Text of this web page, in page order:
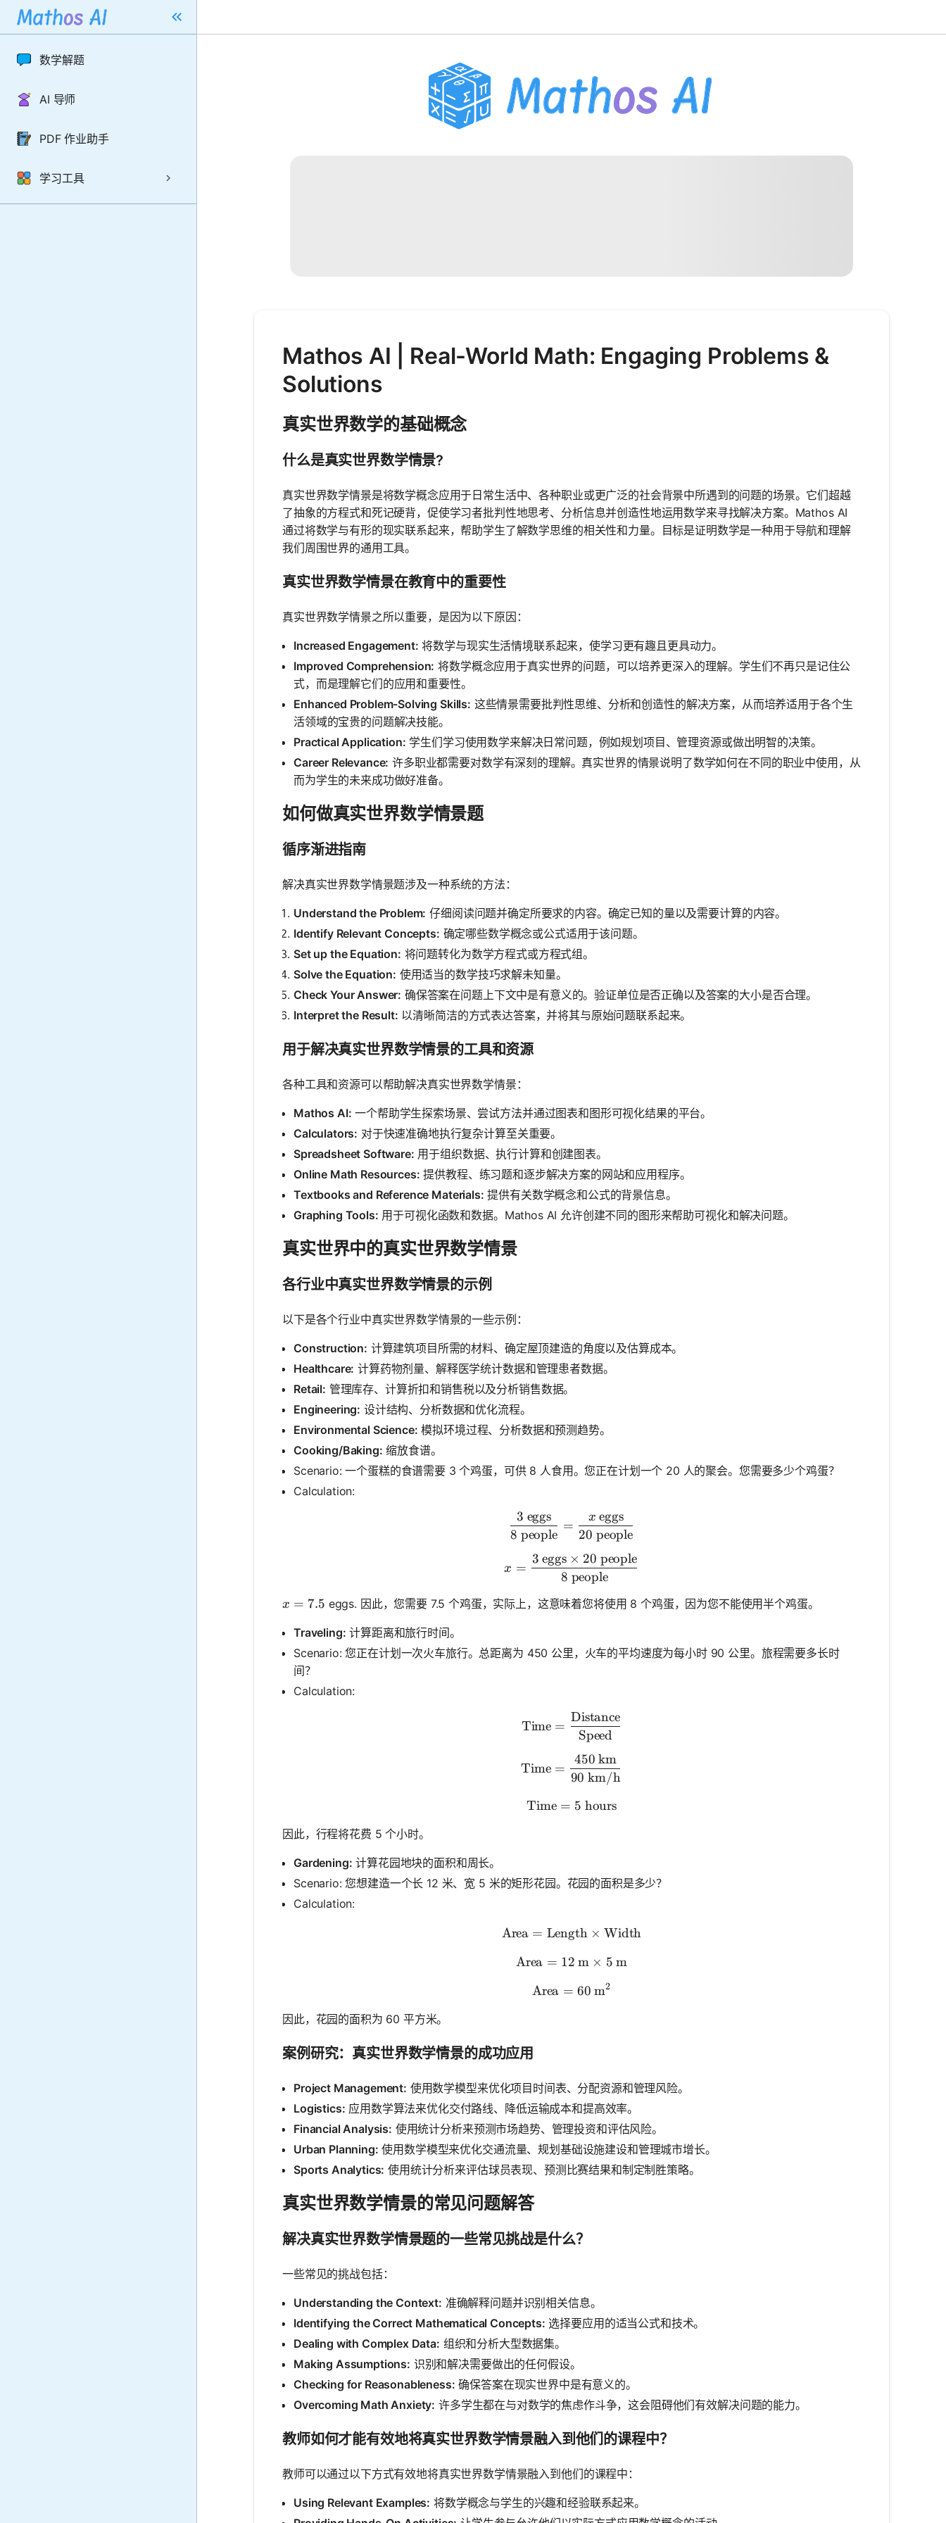
数学解题
AI 导师
PDF 作业助手
学习工具
Mathos AI | Real-World Math: Engaging Problems &
Solutions
真实世界数学的基础概念
什么是真实世界数学情景?
真实世界数学情景是将数学概念应用于日常生活中、各种职业或更广泛的社会背景中所遇到的问题的场景。它们超越
了抽象的方程式和死记硬背，促使学习者批判性地思考、分析信息并创造性地运用数学来寻找解决方案。Mathos AI
通过将数学与有形的现实联系起来，帮助学生了解数学思维的相关性和力量。目标是证明数学是一种用于导航和理解
我们周围世界的通用工具。
真实世界数学情景在教育中的重要性
真实世界数学情景之所以重要，是因为以下原因：
Increased Engagement: 将数学与现实生活情境联系起来，使学习更有趣且更具动力。
Improved Comprehension: 将数学概念应用于真实世界的问题，可以培养更深入的理解。学生们不再只是记住公
式，而是理解它们的应用和重要性。
Enhanced Problem-Solving Skills: 这些情景需要批判性思维、分析和创造性的解决方案，从而培养适用于各个生
活领域的宝贵的问题解决技能。
Practical Application: 学生们学习使用数学来解决日常问题，例如规划项目、管理资源或做出明智的决策。
Career Relevance: 许多职业都需要对数学有深刻的理解。真实世界的情景说明了数学如何在不同的职业中使用，从
而为学生的未来成功做好准备。
如何做真实世界数学情景题
循序渐进指南
解决真实世界数学情景题涉及一种系统的方法：
Understand the Problem: 仔细阅读问题并确定所要求的内容。确定已知的量以及需要计算的内容。
Identify Relevant Concepts: 确定哪些数学概念或公式适用于该问题。
Set up the Equation: 将问题转化为数学方程式或方程式组。
Solve the Equation: 使用适当的数学技巧求解未知量。
Check Your Answer: 确保答案在问题上下文中是有意义的。验证单位是否正确以及答案的大小是否合理。
Interpret the Result: 以清晰简洁的方式表达答案，并将其与原始问题联系起来。
用于解决真实世界数学情景的工具和资源
各种工具和资源可以帮助解决真实世界数学情景：
Mathos AI: 一个帮助学生探索场景、尝试方法并通过图表和图形可视化结果的平台。
Calculators: 对于快速准确地执行复杂计算至关重要。
Spreadsheet Software: 用于组织数据、执行计算和创建图表。
Online Math Resources: 提供教程、练习题和逐步解决方案的网站和应用程序。
Textbooks and Reference Materials: 提供有关数学概念和公式的背景信息。
Graphing Tools: 用于可视化函数和数据。Mathos AI 允许创建不同的图形来帮助可视化和解决问题。
真实世界中的真实世界数学情景
各行业中真实世界数学情景的示例
以下是各个行业中真实世界数学情景的一些示例：
Construction: 计算建筑项目所需的材料、确定屋顶建造的角度以及估算成本。
Healthcare: 计算药物剂量、解释医学统计数据和管理患者数据。
Retail: 管理库存、计算折扣和销售税以及分析销售数据。
Engineering: 设计结构、分析数据和优化流程。
Environmental Science: 模拟环境过程、分析数据和预测趋势。
Cooking/Baking: 缩放食谱。
Scenario: 一个蛋糕的食谱需要 3 个鸡蛋，可供 8 人食用。您正在计划一个 20 人的聚会。您需要多少个鸡蛋？
Calculation:
\frac{3 \text{ eggs}}{8 \text{ people}} = \frac{x \text{
8 people
3 eggs
=
20 people
x eggs
x = \frac{3 \text{ eggs} \times 20 \text{ people}}{8 \text{
x =
8 people
3 eggs × 20 people
x = 7.5
x = 7.5 eggs. 因此，您需要 7.5 个鸡蛋，实际上，这意味着您将使用 8 个鸡蛋，因为您不能使用半个鸡蛋。
Traveling: 计算距离和旅行时间。
Scenario: 您正在计划一次火车旅行。总距离为 450 公里，火车的平均速度为每小时 90 公里。旅程需要多长时
间？
Calculation:
\text{Time} = \frac{\text{Distance}}{\text{Speed}}
Time =
Speed
Distance
\text{Time} = \frac{450 \text{ km}}{90 \text{ km/h}}
Time =
90 km/h
450 km
\text{Time} = 5 \text{ hours}
Time = 5 hours
因此，行程将花费 5 个小时。
Gardening: 计算花园地块的面积和周长。
Scenario: 您想建造一个长 12 米、宽 5 米的矩形花园。花园的面积是多少？
Calculation:
\text{Area} = \text{Length} \times \text{Width}
Area = Length × Width
\text{Area} = 12 \text{ m} \times 5 \text{ m}
Area = 12 m × 5 m
\text{Area} = 60 \text{ m}^2
Area = 60 m2
因此，花园的面积为 60 平方米。
案例研究：真实世界数学情景的成功应用
Project Management: 使用数学模型来优化项目时间表、分配资源和管理风险。
Logistics: 应用数学算法来优化交付路线、降低运输成本和提高效率。
Financial Analysis: 使用统计分析来预测市场趋势、管理投资和评估风险。
Urban Planning: 使用数学模型来优化交通流量、规划基础设施建设和管理城市增长。
Sports Analytics: 使用统计分析来评估球员表现、预测比赛结果和制定制胜策略。
真实世界数学情景的常见问题解答
解决真实世界数学情景题的一些常见挑战是什么？
一些常见的挑战包括：
Understanding the Context: 准确解释问题并识别相关信息。
Identifying the Correct Mathematical Concepts: 选择要应用的适当公式和技术。
Dealing with Complex Data: 组织和分析大型数据集。
Making Assumptions: 识别和解决需要做出的任何假设。
Checking for Reasonableness: 确保答案在现实世界中是有意义的。
Overcoming Math Anxiety: 许多学生都在与对数学的焦虑作斗争，这会阻碍他们有效解决问题的能力。
教师如何才能有效地将真实世界数学情景融入到他们的课程中？
教师可以通过以下方式有效地将真实世界数学情景融入到他们的课程中：
Using Relevant Examples: 将数学概念与学生的兴趣和经验联系起来。